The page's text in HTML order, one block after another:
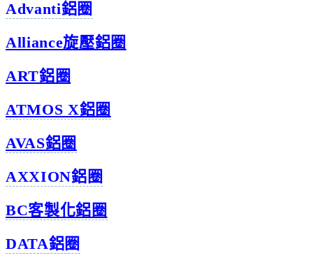
Advanti鋁圈
Alliance旋壓鋁圈
ART鋁圈
ATMOS X鋁圈
AVAS鋁圈
AXXION鋁圈
BC客製化鋁圈
DATA鋁圈